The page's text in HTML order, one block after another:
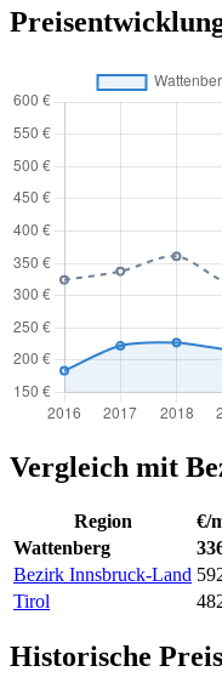
Vergleich mit
Region €/
Wattenberg
Bezirk Innsbruck-Land
Tirol
Historische